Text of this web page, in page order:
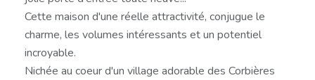
Cette maison d'une réelle attractivité, conjugue le
charme, les volumes intéressants et un potentiel
incroyable.
Nichée au coeur d'un village adorable des Corbières